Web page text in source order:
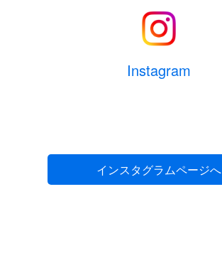
Instagram
インスタグラムページへ